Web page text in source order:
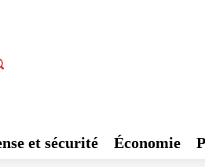
et sécurité Économie